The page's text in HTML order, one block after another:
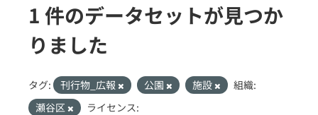
1 件のデータセットが見つか
りました
タグ: 刊行物_広報 公園 施設
組織:
瀬谷区
ライセンス: